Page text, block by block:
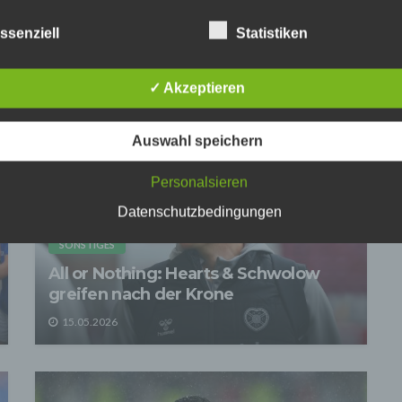
SONSTIGES
All or Nothing: Hearts & Schwolow
greifen nach der Krone
15.05.2026
des Onlineangebotes und die datenschutzrechtlich verantwortliche
"Nutzer" umfasst alle Kunden und Besucher unseres
Die verwendeten Begrifflichkeiten, wie z.B. "Nutzer" sind
zu verstehen.
personenbezogene Daten der Nutzer nur unter Einhaltung
und Datenvermeidung. Das bedeutet die Daten der
Erbringung unserer vertraglichen Leistungen sowie Online-
bzw. gesetzlich vorgeschrieben sind oder beim Vorliegen einer
verarbeitet.
organisatorische, vertragliche und technische
dem Stand der Technik, um sicher zu stellen, dass die
eingehalten werden und um damit die durch uns
im Rahmen dieser Datenschutzerklärung Inhalte, Werkzeuge oder
Statistiken
✓ Akzeptieren
Auswahl speichern
Personalsieren
Datenschutzbedingungen